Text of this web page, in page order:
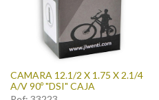
CAMARA 12.1/2 X 1.75 X 2.1/4
A/V 90º "DSI" CAJA